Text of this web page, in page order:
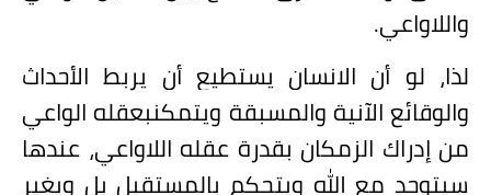
واللاواعي.
لذا، لو أن الانسان يستطيع أن يربط الأحداث
والوقائع الآنية والمسبقة ويتمكنبعقله الواعي
من إدراك الزمكان بقدرة عقله اللاواعي، عندها
سيتوحد مع الله ويتحكم بالمستقبل بل ويغير